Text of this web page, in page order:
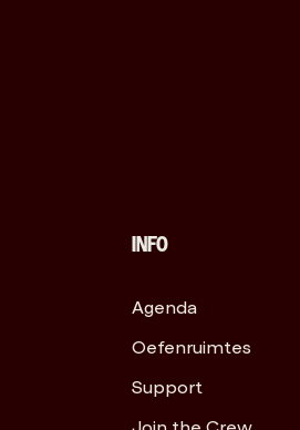
INFO
Agenda
Oefenruimtes
Support